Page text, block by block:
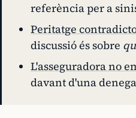
referència per a
Peritatge
discussió és sobre
L'asseguradora no
davant d'una